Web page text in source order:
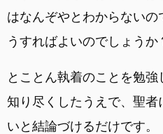
はなんぞやとわからない
うすればよいのでしょうか
とことん執着のことを勉
知り尽くしたうえで、聖
いと結論づけるだけです。